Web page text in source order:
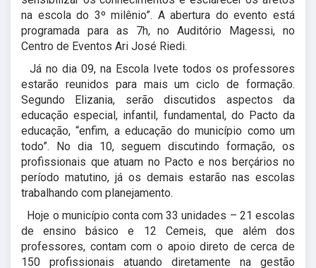
na escola do 3º milênio”. A abertura do evento está
programada para as 7h, no Auditório Magessi, no
Centro de Eventos Ari José Riedi.
Já no dia 09, na Escola Ivete todos os professores
estarão reunidos para mais um ciclo de formação.
Segundo Elizania, serão discutidos aspectos da
educação especial, infantil, fundamental, do Pacto da
educação, “enfim, a educação do município como um
todo”. No dia 10, seguem discutindo formação, os
profissionais que atuam no Pacto e nos berçários no
período matutino, já os demais estarão nas escolas
trabalhando com planejamento.
Hoje o município conta com 33 unidades – 21 escolas
de ensino básico e 12 Cemeis, que além dos
professores, contam com o apoio direto de cerca de
150 profissionais atuando diretamente na gestão